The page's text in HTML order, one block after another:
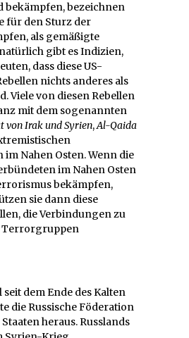
bekämpfen, bezeichnen
für den Sturz der
als gemäßigte
gibt es Indizien,
dass diese US-
nichts anderes als
Viele von diesen Rebellen
mit dem sogenannten
von Irak und Syrien,Al-Qaida
Nahen Osten. Wenn die
im Nahen Osten
bekämpfen,
sie dann diese
die Verbindungen zu
Terrorgruppen
dem Ende des Kalten
die Russische Föderation
heraus. Russlands